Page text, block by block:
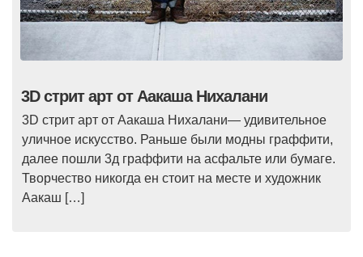
3D стрит арт от Аакаша Нихалани
3D стрит арт от Аакаша Нихалани— удивительное
уличное искусство. Раньше были модны граффити,
далее пошли 3д граффити на асфальте или бумаге.
Творчество никогда ен стоит на месте и художник
Аакаш […]